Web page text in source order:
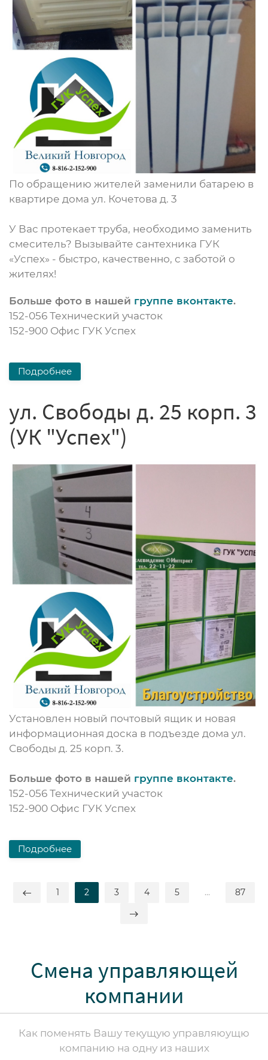
По обращению жителей заменили батарею в
квартире дома ул. Кочетова д. 3
У Вас протекает труба, необходимо заменить
смеситель? Вызывайте сантехника ГУК
«Успех» - быстро, качественно, с заботой о
жителях!
Больше фото в нашей группе вконтакте.
152-056 Технический участок
152-900 Офис ГУК Успех
Подробнее
ул. Свободы д. 25 корп. 3
(УК "Успех")
Установлен новый почтовый ящик и новая
информационная доска в подъезде дома ул.
Свободы д. 25 корп. 3.
Больше фото в нашей группе вконтакте.
152-056 Технический участок
152-900 Офис ГУК Успех
Подробнее
1 2 3 4 5 … 87
Смена управляющей
компании
Как поменять Вашу текущую управляюущю
компанию на одну из наших